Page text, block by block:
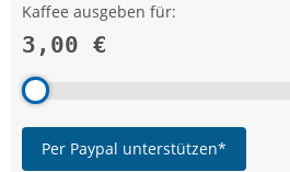
Kaffee ausgeben für:
3,00 €
Per Paypal unterstützen*